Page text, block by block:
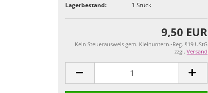
Lagerbestand: 1 Stück
9,50 EUR
Kein Steuerausweis gem. Kleinuntern.-Reg. §19 UStG
zzgl. Versand